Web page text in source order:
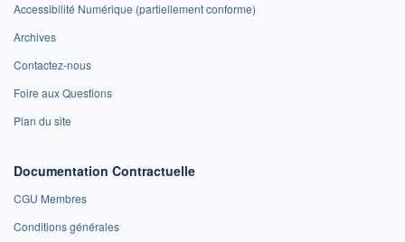
Accessibilité Numérique (partiellement conforme)
Archives
Contactez-nous
Foire aux Questions
Plan du site
Documentation Contractuelle
CGU Membres
Conditions générales